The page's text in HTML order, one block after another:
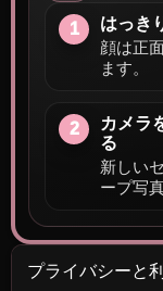
1 はっき
顔は正
ます。
2
カメラ
る
新しい
ープ写
プライバシーと